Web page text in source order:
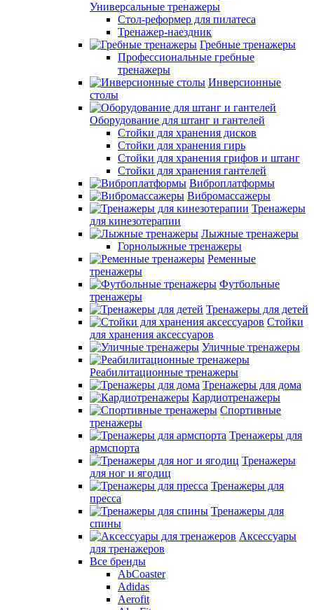
Универсальные тренажеры
Стол-реформер для пилатеса
Тренажер-наездник
Гребные тренажеры
Профессиональные гребные
тренажеры
Инверсионные
столы
Оборудование для штанг и гантелей
Стойки для хранения дисков
Стойки для хранения гирь
Стойки для хранения грифов и штанг
Стойки для хранения гантелей
Виброплатформы
Вибромассажеры
Тренажеры
для кинезотерапии
Лыжные тренажеры
Горнолыжные тренажеры
Ременные
тренажеры
Футбольные
тренажеры
Тренажеры для детей
Стойки
для хранения аксессуаров
Уличные тренажеры
Реабилитационные тренажеры
Тренажеры для дома
Кардиотренажеры
Спортивные
тренажеры
Тренажеры для
армспорта
Тренажеры
для ног и ягодиц
Тренажеры для
пресса
Тренажеры для
спины
Аксессуары
для тренажеров
Все бренды
AbCoaster
Adidas
Aerofit